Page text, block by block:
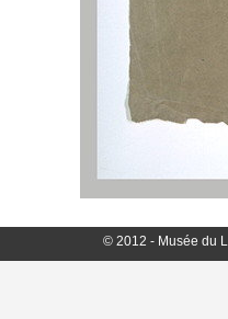
© 2012 - Musée du